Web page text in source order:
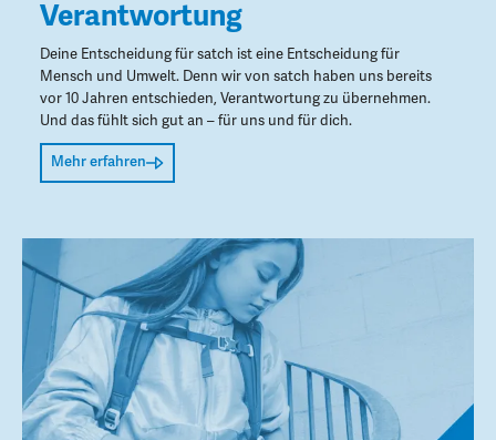
Verantwortung
Deine Entscheidung für satch ist eine Entscheidung für
Mensch und Umwelt. Denn wir von satch haben uns bereits
vor 10 Jahren entschieden, Verantwortung zu übernehmen.
Und das fühlt sich gut an – für uns und für dich.
Mehr erfahren